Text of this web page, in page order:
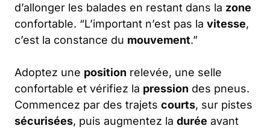
d’allonger les balades en restant dans la zone
confortable. “L’important n’est pas la vitesse,
c’est la constance du mouvement.”
Adoptez une position relevée, une selle
confortable et vérifiez la pression des pneus.
Commencez par des trajets courts, sur pistes
sécurisées, puis augmentez la durée avant